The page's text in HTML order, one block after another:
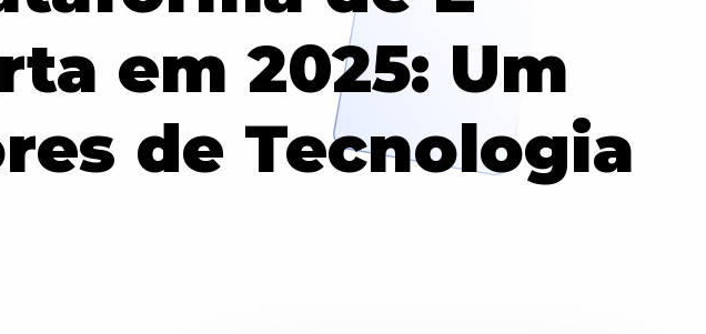
em 2025: Um
de Tecnologia